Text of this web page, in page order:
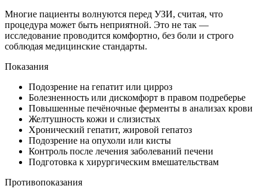
Многие пациенты волнуются перед УЗИ, считая, что
процедура может быть неприятной. Это не так —
исследование проводится комфортно, без боли и строго
соблюдая медицинские стандарты.
Показания
Подозрение на гепатит или цирроз
Болезненность или дискомфорт в правом подреберье
Повышенные печёночные ферменты в анализах крови
Желтушность кожи и слизистых
Хронический гепатит, жировой гепатоз
Подозрение на опухоли или кисты
Контроль после лечения заболеваний печени
Подготовка к хирургическим вмешательствам
Противопоказания